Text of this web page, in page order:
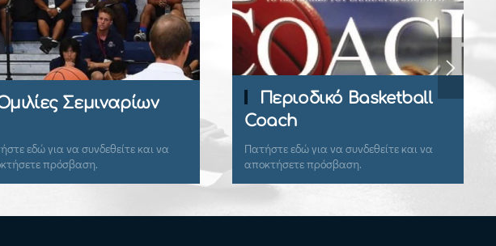
Εγγραφή Μέλους
Εγγραφείτε εδώ για να αποκτήσετε
πρόσβαση.
Περιοδικό Basketball
Πατήστε εδώ για να συνδεθείτε και να
αποκτήσετε πρόσβαση.